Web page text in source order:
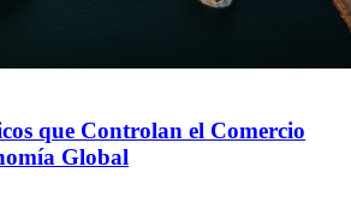
que Controlan el Comercio
Global